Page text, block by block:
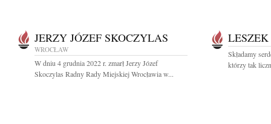
JERZY JÓZEF SKOCZYLAS
WROCŁAW
W dniu 4 grudnia 2022 r. zmarł Jerzy Józef
Skoczylas Radny Rady Miejskiej Wrocławia w...
Składamy
którzy tak